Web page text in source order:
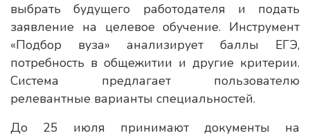
выбрать будущего работодателя и подать
заявление на целевое обучение. Инструмент
«Подбор вуза» анализирует баллы ЕГЭ,
потребность в общежитии и другие критерии.
Система предлагает пользователю
релевантные варианты специальностей.
До 25 июля принимают документы на